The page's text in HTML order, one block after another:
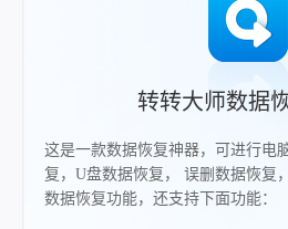
转转大师数据
这是一款数据恢复神器，可进行电
复，U盘数据恢复， 误删数据恢复
数据恢复功能，还支持下面功能：